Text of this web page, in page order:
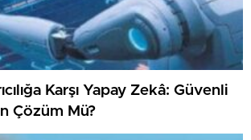
Karşı Yapay Zekâ: Güvenli
Çözüm Mü?